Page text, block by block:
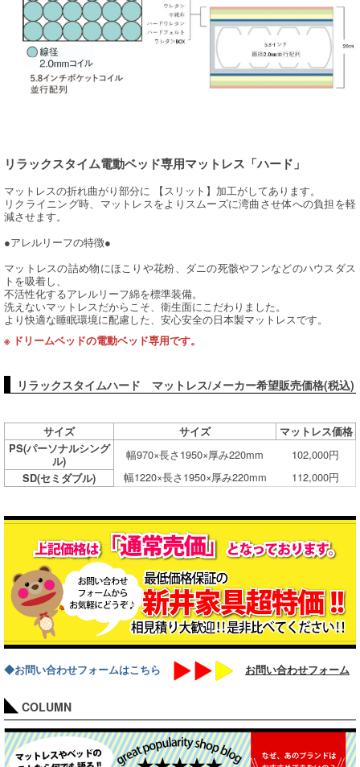
リラックスタイム電動ベッド専用マットレス「ハード」
マットレスの折れ曲がり部分に 【スリット】加工がしてあります。
リクライニング時、マットレスをよりスムーズに湾曲させ体への負担を軽
減させます。
●アレルリーフの特徴●
マットレスの詰め物にほこりや花粉、ダニの死骸やフンなどのハウスダス
トを吸着し、
不活性化するアレルリーフ綿を標準装備。
洗えないマットレスだからこそ、衛生面にこだわりました。
より快適な睡眠環境に配慮した、安心安全の日本製マットレスです。
※ ドリームベッドの電動ベッド専用です。
リラックスタイムハード マットレス/メーカー希望販売価格(税込)
サイズ サイズ
マットレス価格
PS(パーソナルシング
ル)
幅970×長さ1950×厚み220mm 102,000円
SD(セミダブル) 幅1220×長さ1950×厚み220mm 112,000円
◆お問い合わせフォームはこちら お問い合わせフォーム
COLUMN